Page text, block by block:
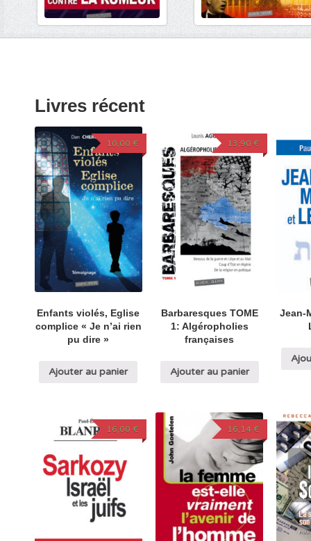
Livres récent
Enfants violés, Eglise
complice « Je n’ai rien
pu dire »
10,00 €
Ajouter au panier
Barbaresques TOME
1: Algéropholies
françaises
13,90€
Ajouter au panier
Jean-
16,00 € 16,14€